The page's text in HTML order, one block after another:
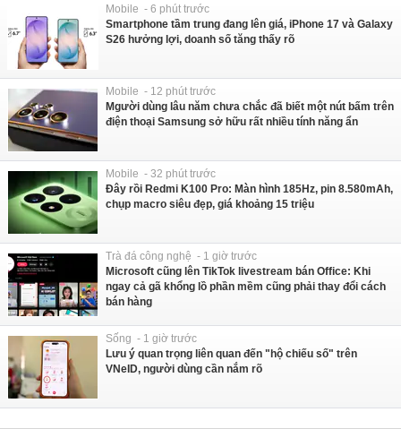
Mobile - 6 phút trước
Smartphone tầm trung đang lên giá, iPhone 17 và Galaxy
S26 hưởng lợi, doanh số tăng thấy rõ
Mobile - 12 phút trước
Mgười dùng lâu năm chưa chắc đã biết một nút bấm trên
điện thoại Samsung sở hữu rất nhiều tính năng ẩn
Mobile - 32 phút trước
Đây rồi Redmi K100 Pro: Màn hình 185Hz, pin 8.580mAh,
chụp macro siêu đẹp, giá khoảng 15 triệu
Trà đá công nghệ - 1 giờ trước
Microsoft cũng lên TikTok livestream bán Office: Khi
ngay cả gã khổng lồ phần mềm cũng phải thay đổi cách
bán hàng
Sống - 1 giờ trước
Lưu ý quan trọng liên quan đến "hộ chiếu số" trên
VNeID, người dùng cần nắm rõ